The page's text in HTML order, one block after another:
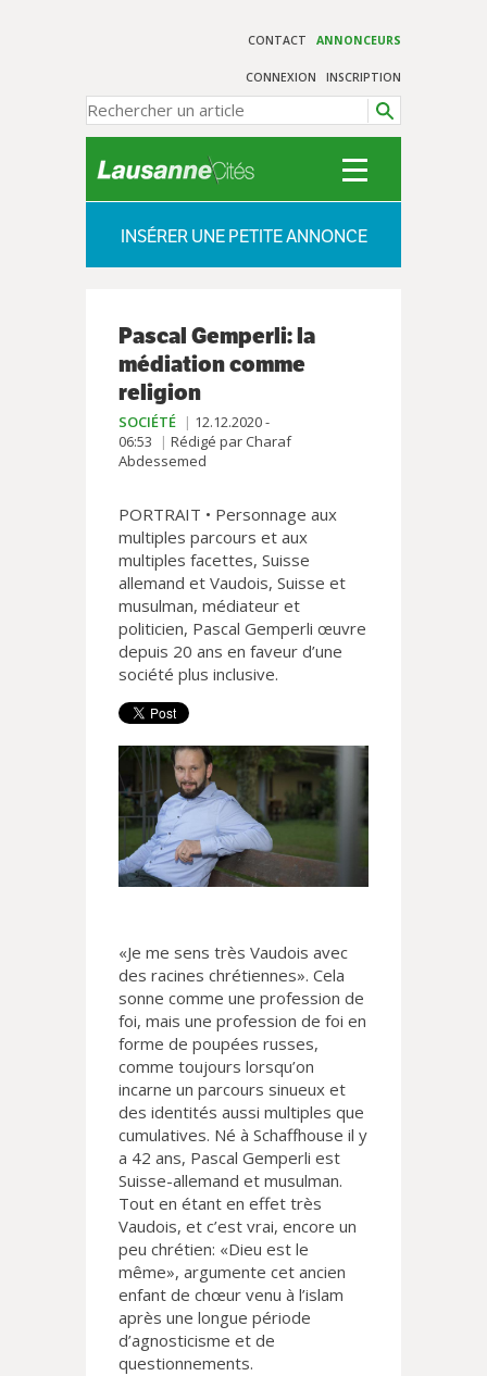
CONTACT ANNONCEURS
CONNEXION INSCRIPTION
INSÉRER UNE PETITE ANNONCE
Pascal Gemperli: la
médiation comme
religion
SOCIÉTÉ
12.12.2020 -
06:53
Rédigé par Charaf
Abdessemed
PORTRAIT • Personnage aux
multiples parcours et aux
multiples facettes, Suisse
allemand et Vaudois, Suisse et
musulman, médiateur et
politicien, Pascal Gemperli œuvre
depuis 20 ans en faveur d’une
société plus inclusive.
«Je me sens très Vaudois avec
des racines chrétiennes». Cela
sonne comme une profession de
foi, mais une profession de foi en
forme de poupées russes,
comme toujours lorsqu’on
incarne un parcours sinueux et
des identités aussi multiples que
cumulatives. Né à Schaffhouse il y
a 42 ans, Pascal Gemperli est
Suisse-allemand et musulman.
Tout en étant en effet très
Vaudois, et c’est vrai, encore un
peu chrétien: «Dieu est le
même», argumente cet ancien
enfant de chœur venu à l’islam
après une longue période
d’agnosticisme et de
questionnements.